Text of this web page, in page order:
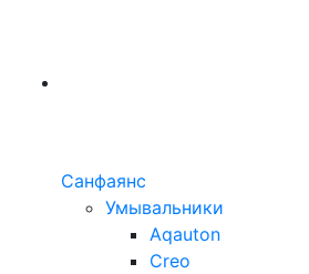
Санфаянс
Умывальники
Aqauton
Creo